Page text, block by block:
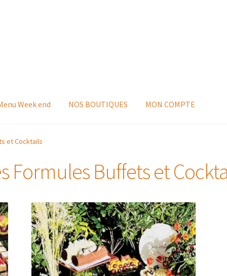
Week end NOS BOUTIQUES MON COMPTE
et Cocktails
Formules Buffets et